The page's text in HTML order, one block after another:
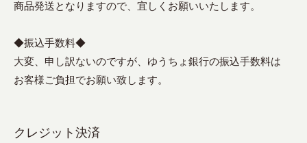
商品発送となりますので、宜しくお願いいたします。
◆振込手数料◆
大変、申し訳ないのですが、ゆうちょ銀行の振込手数料は
お客様ご負担でお願い致します。
クレジット決済